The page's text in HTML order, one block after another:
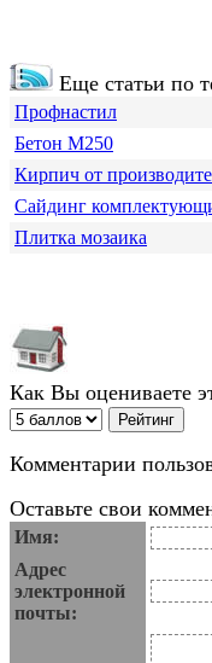
Еще статьи по
Профнастил
Бетон М250
Кирпич от
Сайдинг
Плитка мозаика
Как Вы оцениваете
Комментарии
Оставьте свои
Имя:
Адрес
электронной
почты: